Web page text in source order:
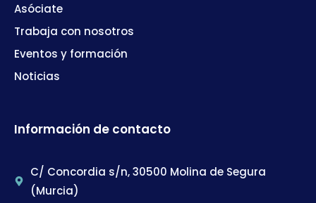
Asóciate
Trabaja con nosotros
Eventos y formación
Noticias
Información de contacto
C/ Concordia s/n, 30500 Molina de Segura
(Murcia)